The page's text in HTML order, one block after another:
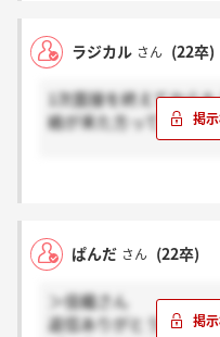
ラジカル さん (22卒)
1次面接を終えてから
絡が来た方っています
ぱんだ さん (22卒)
＞佳織さん
返信ありがとうござい